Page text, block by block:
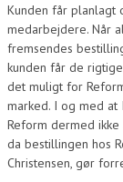
Kunden får planlagt
medarbejdere. Når
fremsendes
kunden får de
det muligt for
marked. I og med at
Reform dermed
da bestillingen hos
Christensen, gør